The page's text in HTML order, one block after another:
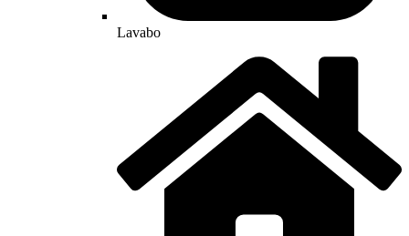
Lavabo